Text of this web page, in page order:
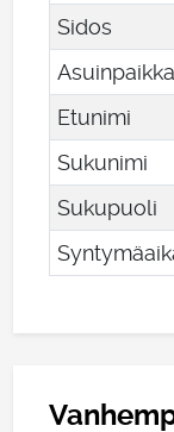
Sidos
Asuinpaikka
Etunimi
Sukunimi
Sukupuoli